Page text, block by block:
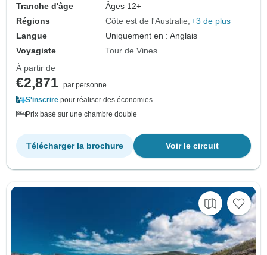
Tranche d'âge
Âges 12+
Régions
Côte est de l'Australie +3 de plus
Langue
Uniquement en : Anglais
Voyagiste
Tour de Vines
À partir de
€2,871 par personne
S'inscrire pour réaliser des économies
Prix basé sur une chambre double
Voir le circuit
Télécharger la brochure